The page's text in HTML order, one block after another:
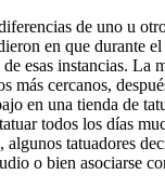
de uno u
en que durante
esas instancias. La
más cercanos,
en una tienda de
todos los días
tatuadores
o bien asociarse